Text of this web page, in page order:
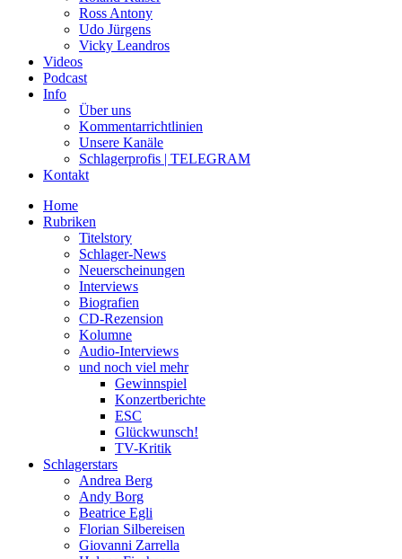
Ross Antony
Udo Jürgens
Vicky Leandros
Videos
Podcast
Info
Über uns
Kommentarrichtlinien
Unsere Kanäle
Schlagerprofis | TELEGRAM
Kontakt
Home
Rubriken
Titelstory
Schlager-News
Neuerscheinungen
Interviews
Biografien
CD-Rezension
Kolumne
Audio-Interviews
und noch viel mehr
Gewinnspiel
Konzertberichte
ESC
Glückwunsch!
TV-Kritik
Schlagerstars
Andrea Berg
Andy Borg
Beatrice Egli
Florian Silbereisen
Giovanni Zarrella